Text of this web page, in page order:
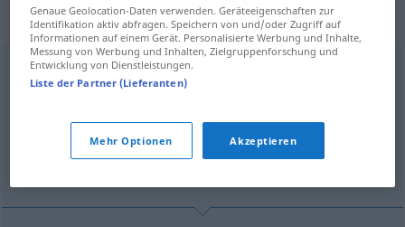
„durchgehen“: intransitives Verb
durchgehenv/i <irr>
(Für mehr Details die Übersetzung anklicken/antippen)
procházet, pronikat, utíkat, plašit se, trvat
Genaue Geolocation-Daten verwenden. Geräteeigenschaften zur
Identifikation aktiv abfragen. Speichern von und/oder Zugriff auf
Informationen auf einem Gerät. Personalisierte Werbung und Inhalte,
Messung von Werbung und Inhalten, Zielgruppenforschung und
Entwicklung von Dienstleistungen.
Liste der Partner (Lieferanten)
Mehr Optionen Akzeptieren